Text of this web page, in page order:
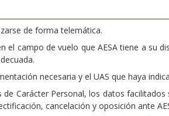
de forma telemática.
campo de vuelo que AESA tiene a su
necesaria y el UAS que haya
Carácter Personal, los datos
cancelación y oposición ante